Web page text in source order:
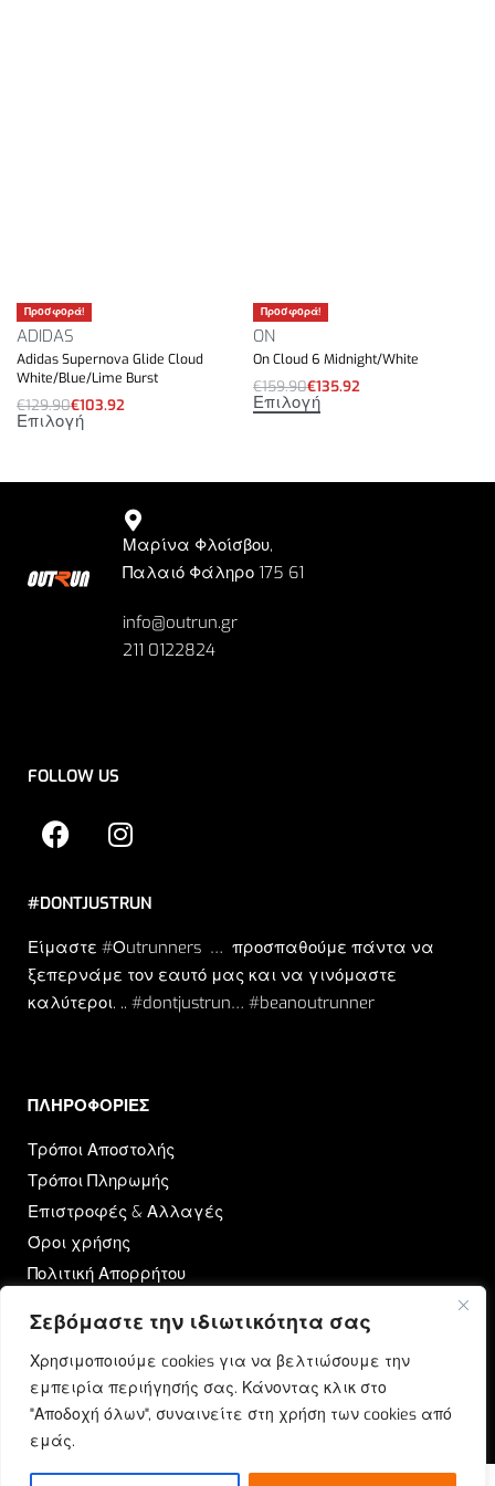
Σεβόμαστε την ιδιωτικότητα σας
Χρησιμοποιούμε cookies για να βελτιώσουμε την
εμπειρία περιήγησής σας. Κάνοντας κλικ στο
"Αποδοχή όλων", συναινείτε στη χρήση των cookies από
εμάς.
Προσφορά!
ADIDAS
Adidas Supernova Glide Cloud
White/Blue/Lime Burst
€129.90€103.92
Επιλογή
Προσφορά!
ON
On Cloud 6 Midnight/White
€159.90€135.92
Επιλογή
Μαρίνα Φλοίσβου,
Παλαιό Φάληρο 175 61
info@outrun.gr
211 0122824
FOLLOW US
#DONTJUSTRUN
Είμαστε #Οutrunners … προσπαθούμε πάντα να
ξεπερνάμε τον εαυτό μας και να γινόμαστε
καλύτεροι. .. #dontjustrun… #beanoutrunner
ΠΛΗΡΟΦΟΡΙΕΣ​
Τρόποι Αποστολής
Τρόποι Πληρωμής
Επιστροφές & Αλλαγές
Όροι χρήσης
Πολιτική Απορρήτου
OUTRUN
Ποιοι Είμαστε
Επικοινωνία
Blog